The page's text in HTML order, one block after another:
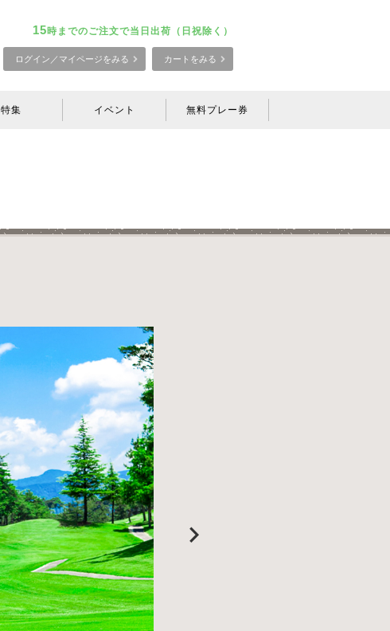
15時までのご注文で当日出荷（日祝除く）
ログイン／マイページをみる カートをみる
特集 イベント 無料プレー券